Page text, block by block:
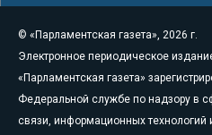
© «Парламентская газета», 2026 г.
Электронное периодическое
«Парламентская газета»
Федеральной службе по надзору в
связи, информационных технологий